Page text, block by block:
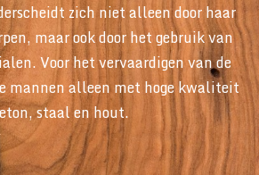
zich niet alleen door haar
maar ook door het gebruik van
Voor het vervaardigen van de
mannen alleen met hoge kwaliteit
staal en hout.